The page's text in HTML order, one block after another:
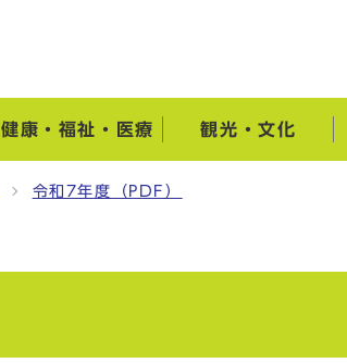
健康・福祉・医療 観光・文化
令和7年度（PDF）